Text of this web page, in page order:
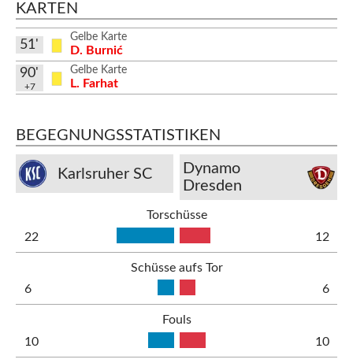
KARTEN
Gelbe Karte
D. Burnić
51'
Gelbe Karte
L. Farhat
90'
+7
BEGEGNUNGSSTATISTIKEN
Karlsruher SC
Dynamo
Dresden
Torschüsse
22
12
Schüsse aufs Tor
6
6
Fouls
10
10